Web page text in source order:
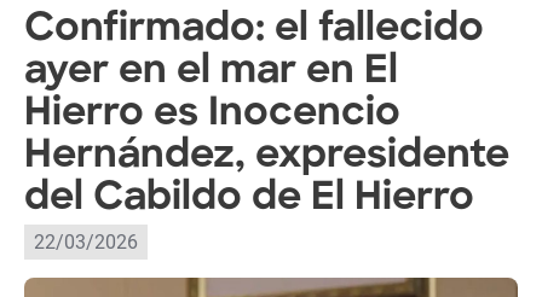
Confirmado: el fallecido
ayer en el mar en El
Hierro es Inocencio
Hernández, expresidente
del Cabildo de El Hierro
22/03/2026